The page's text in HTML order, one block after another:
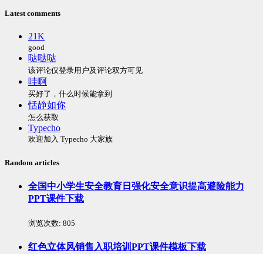
Latest comments
21K
good
哒哒哒
该评论仅登录用户及评论双方可见
哇啊
买好了，什么时候能拿到
恬静如你
怎么获取
Typecho
欢迎加入 Typecho 大家族
Random articles
全国中小学生安全教育日强化安全意识提高避险能力
PPT课件下载
浏览次数: 805
红色立体风销售入职培训PPT课件模板下载